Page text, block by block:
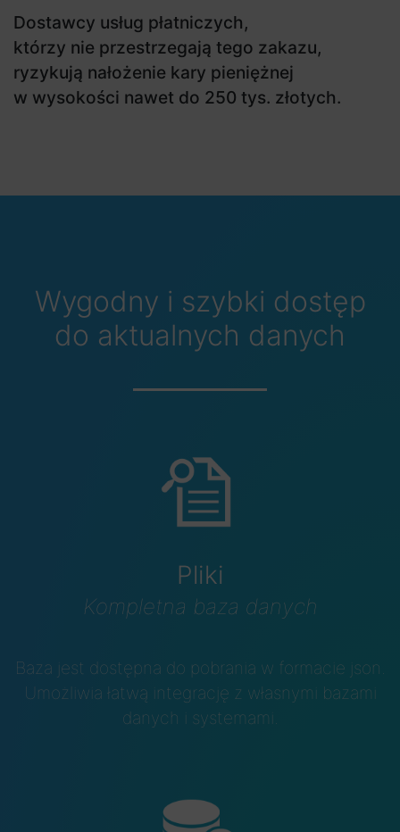
Dostawcy usług płatniczych,
którzy nie przestrzegają tego zakazu,
ryzykują nałożenie kary pieniężnej
w wysokości nawet do 250 tys. złotych.
Wygodny i szybki dostęp
do aktualnych danych
Pliki
Kompletna baza danych
Baza jest dostępna do pobrania w formacie json.
Umożliwia łatwą integrację z własnymi bazami
danych i systemami.